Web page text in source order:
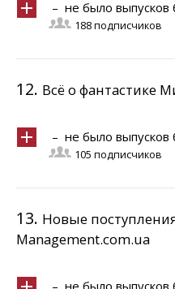
– не было выпусков
188 подписчиков
12. Всё о фантастике
– не было выпусков
105 подписчиков
13. Новые
Management.com.ua
– не было выпусков